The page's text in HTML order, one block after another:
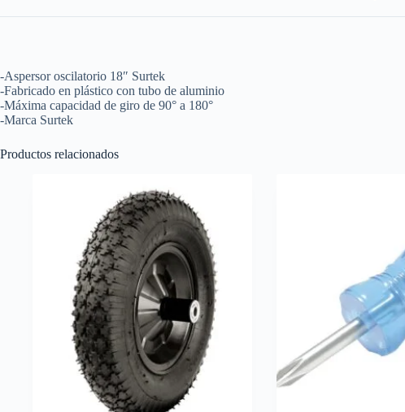
-Aspersor oscilatorio 18″ Surtek
-Fabricado en plástico con tubo de aluminio
-Máxima capacidad de giro de 90° a 180°
-Marca Surtek
Productos relacionados